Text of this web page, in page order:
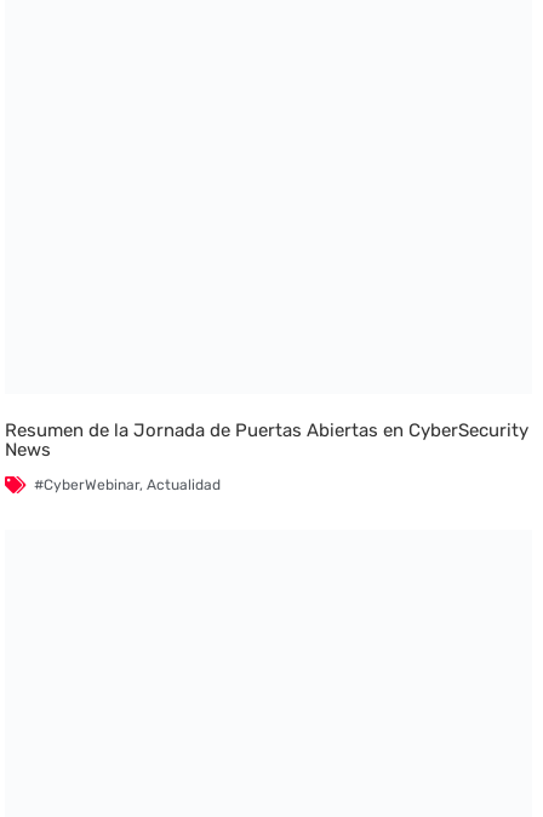
Resumen de la Jornada de Puertas Abiertas en CyberSecurity
News
#CyberWebinar,Actualidad